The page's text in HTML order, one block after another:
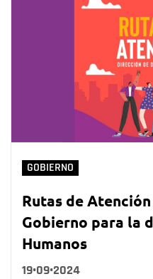
GOBIERNO
Rutas de
Gobierno para la
Humanos
19•09•2024